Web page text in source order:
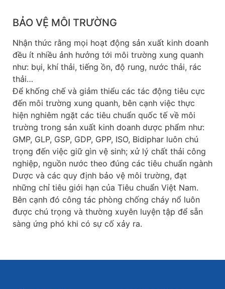
BẢO VỆ MÔI TRƯỜNG
Nhận thức rằng mọi hoạt động sản xuất kinh doanh
đều ít nhiều ảnh hưởng tới môi trường xung quanh
như: bụi, khí thải, tiếng ồn, độ rung, nước thải, rác
thải…
Để khống chế và giảm thiểu các tác động tiêu cực
đến môi trường xung quanh, bên cạnh việc thực
hiện nghiêm ngặt các tiêu chuẩn quốc tế về môi
trường trong sản xuất kinh doanh dược phẩm như:
GMP, GLP, GSP, GDP, GPP, ISO, Bidiphar luôn chú
trọng đến việc giữ gìn vệ sinh; xử lý chất thải công
nghiệp, nguồn nước theo đúng các tiêu chuẩn ngành
Dược và các quy định bảo vệ môi trường, đạt
những chỉ tiêu giới hạn của Tiêu chuẩn Việt Nam.
Bên cạnh đó công tác phòng chống cháy nổ luôn
được chú trọng và thường xuyên luyện tập để sẵn
sàng ứng phó khi có sự cố xảy ra.